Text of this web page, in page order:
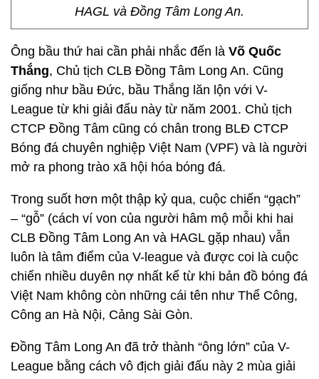
HAGL và Đồng Tâm Long An.
Ông bầu thứ hai cần phải nhắc đến là Võ Quốc
Thắng, Chủ tịch CLB Đồng Tâm Long An. Cũng
giống như bầu Đức, bầu Thắng lăn lộn với V-
League từ khi giải đấu này từ năm 2001. Chủ tịch
CTCP Đồng Tâm cũng có chân trong BLĐ CTCP
Bóng đá chuyên nghiệp Việt Nam (VPF) và là người
mở ra phong trào xã hội hóa bóng đá.
Trong suốt hơn một thập kỷ qua, cuộc chiến “gạch”
– “gỗ” (cách ví von của người hâm mộ mỗi khi hai
CLB Đồng Tâm Long An và HAGL gặp nhau) vẫn
luôn là tâm điểm của V-league và được coi là cuộc
chiến nhiều duyên nợ nhất kể từ khi bản đồ bóng đá
Việt Nam không còn những cái tên như Thể Công,
Công an Hà Nội, Cảng Sài Gòn.
Đồng Tâm Long An đã trở thành “ông lớn” của V-
League bằng cách vô địch giải đấu này 2 mùa giải